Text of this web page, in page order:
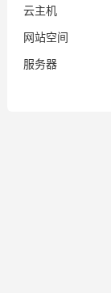
云主机
网站空间
服务器